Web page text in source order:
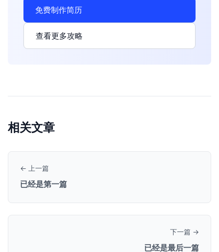
免费制作简历
查看更多攻略
相关文章
← 上一篇
已经是第一篇
下一篇 →
已经是最后一篇